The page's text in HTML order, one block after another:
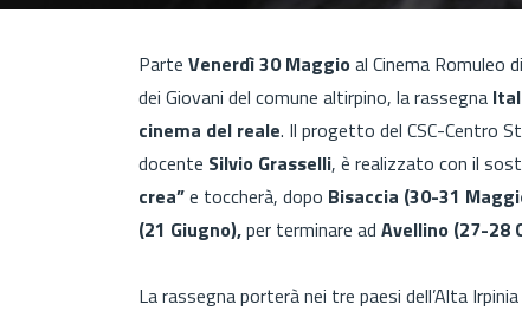
Parte Venerdì 30 Maggioal Cinema Romuleo
dei Giovani del comune altirpino, la rassegna
cinema del reale. Il progetto del CSC-Centro
docente Silvio Grasselli, è realizzato con il
crea”e toccherà, dopo Bisaccia (30-31
(21 Giugno),per terminare ad Avellino (27-28
La rassegna porterà nei tre paesi dell’Alta